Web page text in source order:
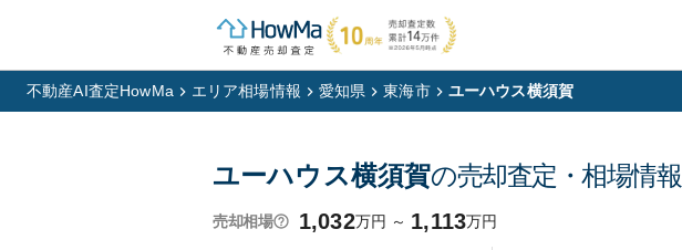
不動産AI査定HowMa エリア相場情報 愛知県 東海市 ユーハウス横須賀
ユーハウス横須賀の売却査定・相場情報
売却相場 1,032万円 ～ 1,113万円